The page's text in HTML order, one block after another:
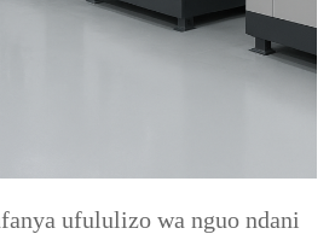
ufululizo wa nguo ndani